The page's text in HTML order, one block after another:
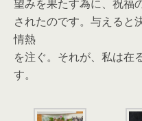
望みを果たす為に、祝福
されたのです。与えると
情熱
を注ぐ。それが、私は在
す。